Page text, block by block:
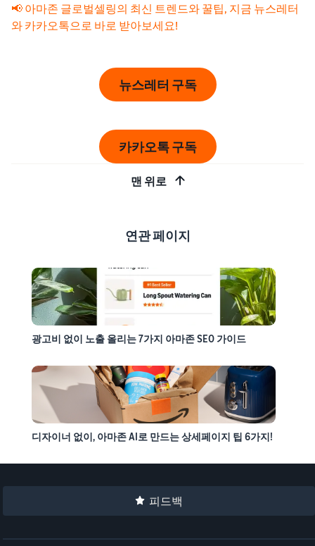
📢 아마존 글로벌셀링의 최신 트렌드와 꿀팁, 지금 뉴스레터
와 카카오톡으로 바로 받아보세요!
뉴스레터 구독
카카오톡 구독
맨 위로
연관 페이지
광고비 없이 노출 올리는 7가지 아마존 SEO 가이드
디자이너 없이, 아마존 AI로 만드는 상세페이지 팁 6가지!
피드백